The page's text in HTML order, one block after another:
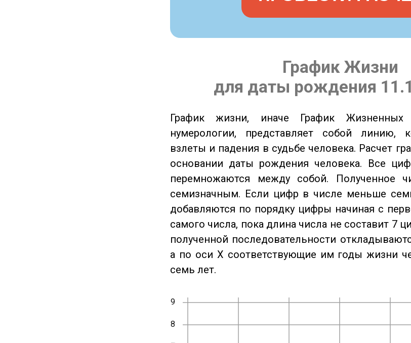
График Жизни
для даты рождения
График жизни, иначе График
нумерологии, представляет собой линию,
взлеты и падения в судьбе человека. Расчет
основании даты рождения человека. Все
перемножаются между собой. Полученное
семизначным. Если цифр в числе меньше
добавляются по порядку цифры начиная с
самого числа, пока длина числа не составит 7
полученной последовательности
а по оси X соответствующие им годы жизни
семь лет.